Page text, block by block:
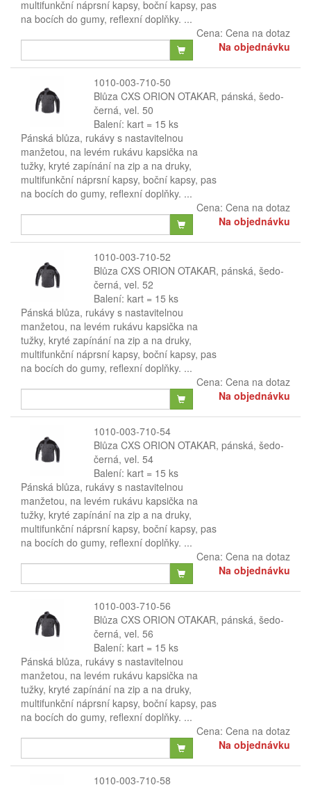
multifunkční náprsní kapsy, boční kapsy, pas
na bocích do gumy, reflexní doplňky. ...
Cena: Cena na dotaz
Na objednávku
1010-003-710-50
Blůza CXS ORION OTAKAR, pánská, šedo-
černá, vel. 50
Balení: kart = 15 ks
Pánská blůza, rukávy s nastavitelnou
manžetou, na levém rukávu kapsička na
tužky, kryté zapínání na zip a na druky,
multifunkční náprsní kapsy, boční kapsy, pas
na bocích do gumy, reflexní doplňky. ...
Cena: Cena na dotaz
Na objednávku
1010-003-710-52
Blůza CXS ORION OTAKAR, pánská, šedo-
černá, vel. 52
Balení: kart = 15 ks
Pánská blůza, rukávy s nastavitelnou
manžetou, na levém rukávu kapsička na
tužky, kryté zapínání na zip a na druky,
multifunkční náprsní kapsy, boční kapsy, pas
na bocích do gumy, reflexní doplňky. ...
Cena: Cena na dotaz
Na objednávku
1010-003-710-54
Blůza CXS ORION OTAKAR, pánská, šedo-
černá, vel. 54
Balení: kart = 15 ks
Pánská blůza, rukávy s nastavitelnou
manžetou, na levém rukávu kapsička na
tužky, kryté zapínání na zip a na druky,
multifunkční náprsní kapsy, boční kapsy, pas
na bocích do gumy, reflexní doplňky. ...
Cena: Cena na dotaz
Na objednávku
1010-003-710-56
Blůza CXS ORION OTAKAR, pánská, šedo-
černá, vel. 56
Balení: kart = 15 ks
Pánská blůza, rukávy s nastavitelnou
manžetou, na levém rukávu kapsička na
tužky, kryté zapínání na zip a na druky,
multifunkční náprsní kapsy, boční kapsy, pas
na bocích do gumy, reflexní doplňky. ...
Cena: Cena na dotaz
Na objednávku
1010-003-710-58